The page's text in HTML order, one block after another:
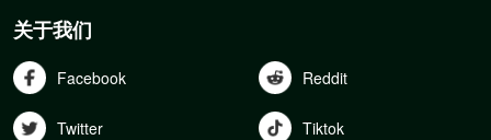
关于我们
Facebook Reddit
Twitter Tiktok